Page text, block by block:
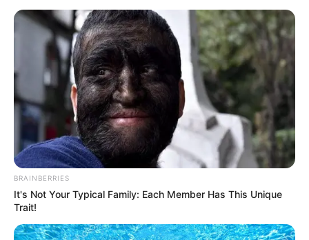
BRAINBERRIES
It's Not Your Typical Family: Each Member Has This Unique
Trait!